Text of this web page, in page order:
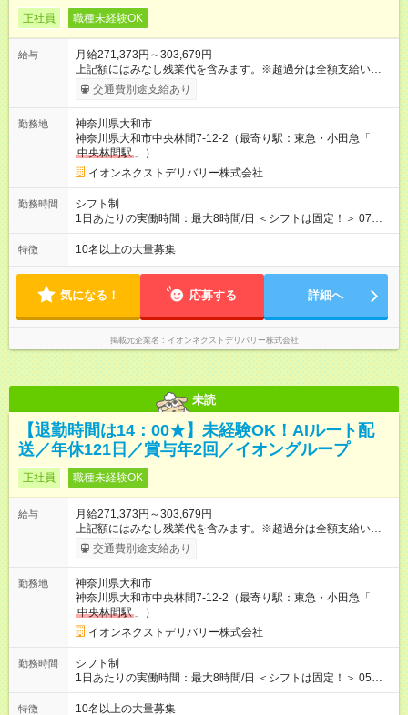
正社員 職種未経験OK
給与
月給271,373円～303,679円
上記額にはみなし残業代を含みます。※超過分は全額支給いたし
ます。 みなし残業代 19,373円 ～ 21,679円／月 みなし残業時
間 10時間／月 【試用期間】試用期間あり 試用期間の長さ：3ヶ
用形態：本採用時と同じです。 給与：月給 258,451
円 ～ 263,835円 上記額にはみなし残業代を含みます。※超過分
は全額支給いたします。 みなし残業代 18,835円以上／月 みなし
残業時間 10時間／月 ※研修および試用期間中は給与が上記にな
り、 その他の待遇に変更はございません。 ■本配属後：月給
271,373円～303,679円 ※定額残業代10h分（19,373円～21,679
円）を含む（超過分は別途支給）
交通費別途支給あり
勤務地
神奈川県大和市
神奈川県大和市中央林間7-12-2（最寄り駅：東急・小田急「
中央林間駅 」）
イオンネクストデリバリー株式会社
勤務時間
シフト制
1日あたりの実働時間：最大8時間/日 ＜シフトは固定！＞ 07：
30～16：30 【参考】他のシフトは下記より選択可 ■05：00～
14：00 ■12：00～21：00 ■14：00～23：00
特徴 10名以上の大量募集
気になる！ 応募する 詳細へ
掲載元企業名 イオンネクストデリバリー株式会社
未読
【退勤時間は14：00★】未経験OK！AIルート配
送／年休121日／賞与年2回／イオングループ
正社員 職種未経験OK
給与
月給271,373円～303,679円
上記額にはみなし残業代を含みます。※超過分は全額支給いたし
ます。 みなし残業代 19,373円 ～ 21,679円／月 みなし残業時
間 10時間／月 【試用期間】試用期間あり 試用期間の長さ：3ヶ
用形態：本採用時と同じです。 給与：月給 258,451
円 ～ 263,835円 上記額にはみなし残業代を含みます。※超過分
は全額支給いたします。 みなし残業代 18,835円以上／月 みなし
残業時間 10時間／月 ※研修および試用期間中は給与が上記にな
り、 その他の待遇に変更はございません。 ■本配属後：月給
271,373円～303,679円 ※定額残業代10h分（19,373円～21,679
円）を含む（超過分は別途支給）
交通費別途支給あり
勤務地
神奈川県大和市
神奈川県大和市中央林間7-12-2（最寄り駅：東急・小田急「
中央林間駅 」）
イオンネクストデリバリー株式会社
勤務時間
シフト制
1日あたりの実働時間：最大8時間/日 ＜シフトは固定！＞ 05：
00～14：00 ーーーーーーーーーーーーーーー 早朝通勤が伴う
ためマイカー通勤OK！ 電車の時間を気にせず、通勤できます ー
特徴 10名以上の大量募集